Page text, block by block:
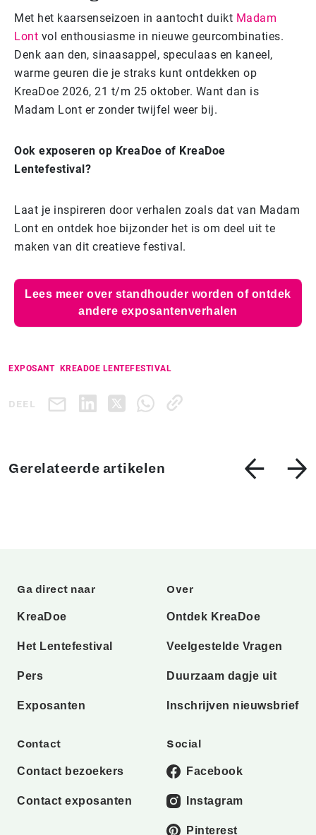
Met het kaarsenseizoen in aantocht duikt Madam
Lont vol enthousiasme in nieuwe geurcombinaties.
Denk aan den, sinaasappel, speculaas en kaneel,
warme geuren die je straks kunt ontdekken op
KreaDoe 2026, 21 t/m 25 oktober. Want dan is
Madam Lont er zonder twijfel weer bij.
Ook exposeren op KreaDoe of KreaDoe
Lentefestival?
Laat je inspireren door verhalen zoals dat van Madam
Lont en ontdek hoe bijzonder het is om deel uit te
maken van dit creatieve festival.
Lees meer over standhouder worden of ontdek
andere exposantenverhalen
EXPOSANT KREADOE LENTEFESTIVAL
DEEL
Gerelateerde artikelen
Ga direct naar
KreaDoe
Het Lentefestival
Pers
Exposanten
Over
Ontdek KreaDoe
Veelgestelde Vragen
Duurzaam dagje uit
Inschrijven nieuwsbrief
Contact
Contact bezoekers
Contact exposanten
Social
Facebook
Instagram
Pinterest